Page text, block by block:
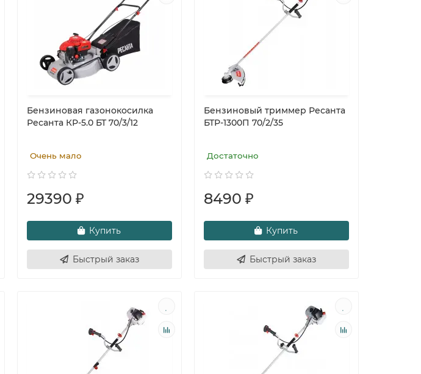
Бензиновая газонокосилка
Ресанта КР-5.0 БТ 70/3/12
Очень мало
29390 ₽
Купить
Быстрый заказ
Бензиновый триммер Ресанта
БТР-1300П 70/2/35
Достаточно
8490 ₽
Купить
Быстрый заказ